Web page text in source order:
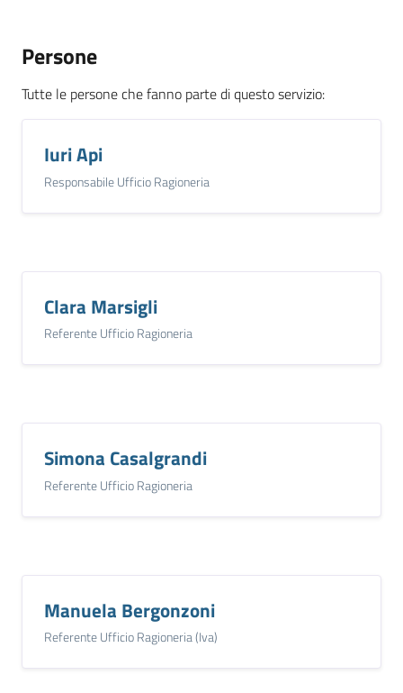
Persone
Tutte le persone che fanno parte di questo servizio:
Iuri Api
Responsabile Ufficio Ragioneria
Clara Marsigli
Referente Ufficio Ragioneria
Simona Casalgrandi
Referente Ufficio Ragioneria
Manuela Bergonzoni
Referente Ufficio Ragioneria (Iva)